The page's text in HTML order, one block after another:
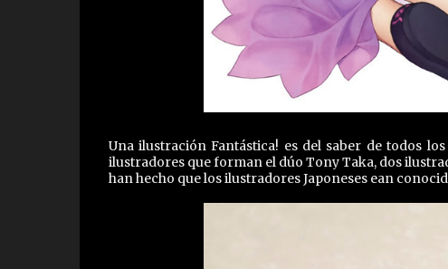
Una ilustración Fantástica! es del saber de todos
ilustradores que forman el dúo Tony Taka, dos
han hecho que los ilustradores Japoneses ean